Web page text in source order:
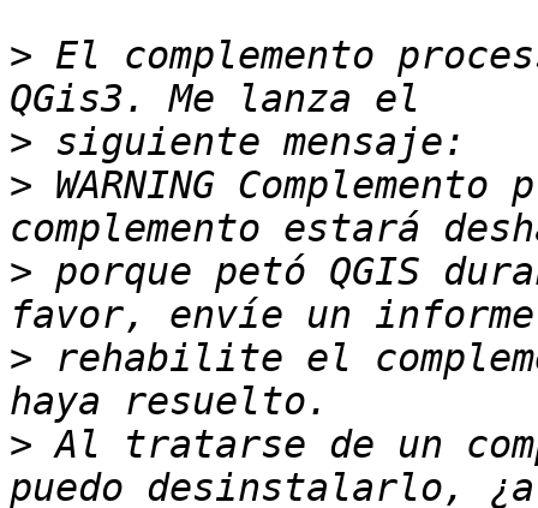
> El complemento
>
> WARNING
> porque petó QGIS
> rehabilite el
> Al tratarse de un